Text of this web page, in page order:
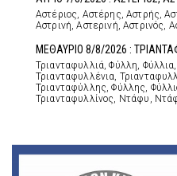
Αστέριος, Αστέρης, Αστρής,
Αστρινή, Αστερινή, Αστρινός,
ΜΕΘΑΥΡΙΟ 8/8/2026 :
Τριανταφυλλιά, Φύλλη,
Τριανταφυλλένια,
Τριανταφύλλης, Φύλλης,
Τριανταφυλλίνος, Ντάφυ,